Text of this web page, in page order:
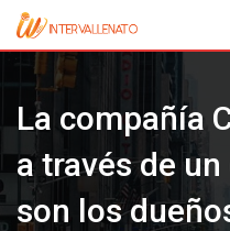
Skip
content
La compañía
a través de
son los